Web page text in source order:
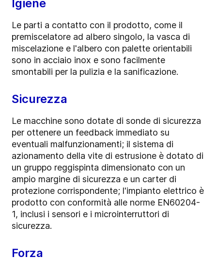
Igiene
Le parti a contatto con il prodotto, come il
premiscelatore ad albero singolo, la vasca di
miscelazione e l'albero con palette orientabili
sono in acciaio inox e sono facilmente
smontabili per la pulizia e la sanificazione.
Sicurezza
Le macchine sono dotate di sonde di sicurezza
per ottenere un feedback immediato su
eventuali malfunzionamenti; il sistema di
azionamento della vite di estrusione è dotato di
un gruppo reggispinta dimensionato con un
ampio margine di sicurezza e un carter di
protezione corrispondente; l'impianto elettrico è
prodotto con conformità alle norme EN60204-
1, inclusi i sensori e i microinterruttori di
sicurezza.
Forza